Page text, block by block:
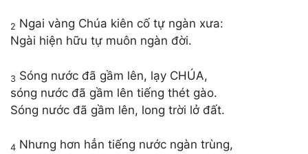
2 Ngai vàng Chúa kiên cố tự ngàn xưa:
Ngài hiện hữu tự muôn ngàn đời.
3 Sóng nước đã gầm lên, lạy CHÚA,
sóng nước đã gầm lên tiếng thét gào.
Sóng nước đã gầm lên, long trời lở đất.
4 Nhưng hơn hẳn tiếng nước ngàn trùng,